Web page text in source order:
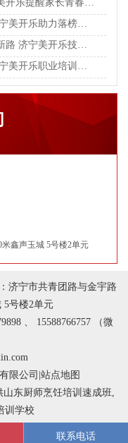
跳出分数焦虑，看见孩子天赋 济宁美开乐提醒家长青春成才，不止升学一条坦途
中考放榜遇迷茫 技能成才辟新路 济宁美开乐助力落榜学子逆风翻盘
高考落榜未定义人生 一技在手闯出新路 济宁美开乐技校助力青年学子逆袭成长
中考失利换赛道 技能赋能筑未来 济宁美开乐职业培训学校助力少年逆风翻盘
鑫声玉城 5号楼2单元
宁市共青团路与金宇路
5号楼2单元
、 15588766757 （微
限公司 站点地图
山东厨师烹饪培训速成班,
训学校
联系电话